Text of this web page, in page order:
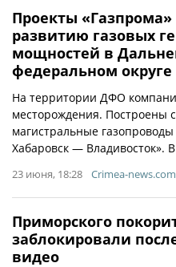
Проекты «Газпрома»
развитию газовых
мощностей в
федеральном округе
На территории ДФО
месторождения. Построены
магистральные
Хабаровск — Владивосток».
23 июня, 18:28 Crimea-news.com
Приморского
заблокировали
видео